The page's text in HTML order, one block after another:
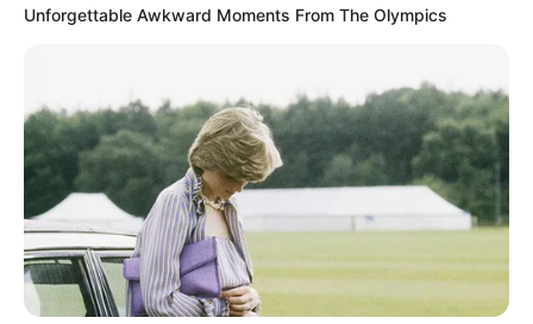
Elo
Um painel de boas-vindas para escola
é uma
Unforgettable Awkward Moments From The Olympics